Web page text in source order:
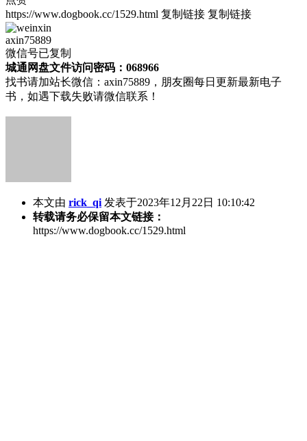
https://www.dogbook.cc/1529.html 复制链接 复制链接
axin75889
微信号已复制
城通网盘文件访问密码：068966
找书请加站长微信：axin75889，朋友圈每日更新最新电子
书，如遇下载失败请微信联系！
本文由 rick_qi 发表于2023年12月22日 10:10:42
转载请务必保留本文链接：
https://www.dogbook.cc/1529.html